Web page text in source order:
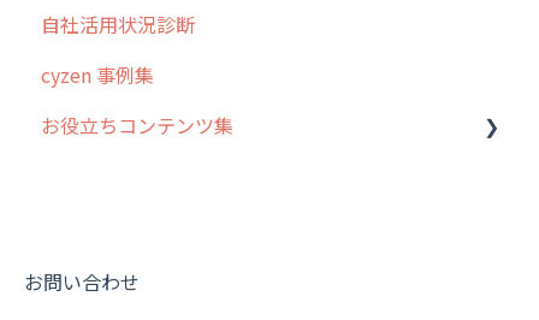
6. 基本的な使い方：ユーザー編
7. 初心者向けよくある質問集
8. 用語集
【業界業種別】cyzen設定方法
ステータス・主観
報告書・行動種別
勤怠管理
帳票出力
予定
日報
履歴
パフォーマンス
スポット
ステータス・主観
報告書・行動種別
活動通知
交通費自動計算
安全走行支援
写真管理・高画質化
その他オプション
グループ・ユーザーについて
GPS・位置情報 について
ルート自動記録 について
報告書について
自社活用状況診断
cyzen 事例集
お役立ちコンテンツ集
動画集：共通
お問い合わせ